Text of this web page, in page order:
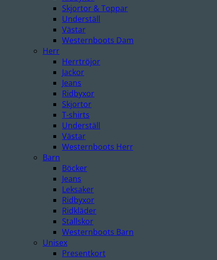
Skjortor & Toppar
Underställ
Västar
Westernboots Dam
Herr
Herrtröjor
Jackor
Jeans
Ridbyxor
Skjortor
T-shirts
Underställ
Västar
Westernboots Herr
Barn
Böcker
Jeans
Leksaker
Ridbyxor
Ridkläder
Stallskor
Westernboots Barn
Unisex
Presentkort